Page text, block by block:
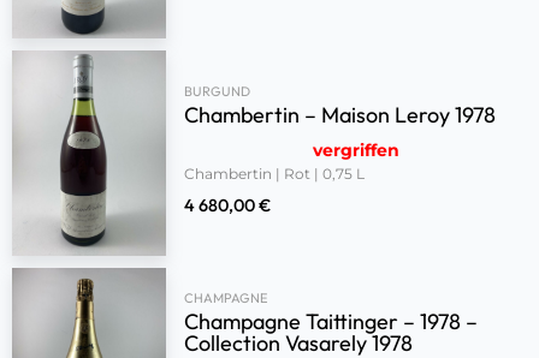
BURGUND
Chambertin – Maison Leroy 1978
vergriffen
Chambertin | Rot | 0,75 L
4 680,00€
CHAMPAGNE
Champagne Taittinger – 1978 –
Collection Vasarely 1978